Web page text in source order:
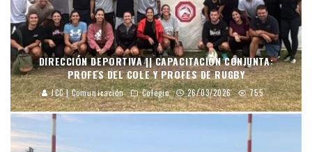
DIRECCIÓN DEPORTIVA || CAPACITACIÓN CONJUNTA:
PROFES DEL COLE Y PROFES DE RUGBY
JCC | Comunicación Colegio 26/03/2026 755